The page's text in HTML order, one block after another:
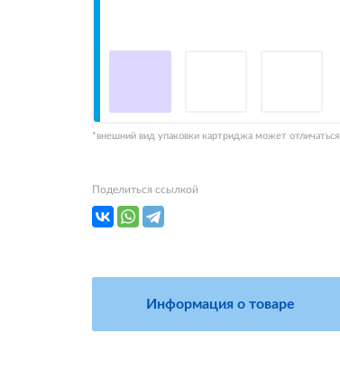
*внешний вид упаковки картриджа может отличаться
Поделиться ссылкой
Информация о товаре